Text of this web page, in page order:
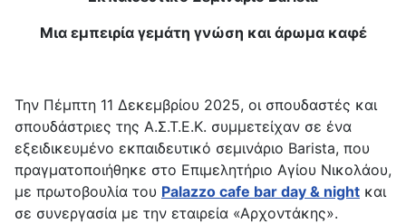
Μια εμπειρία γεμάτη γνώση και άρωμα καφέ
Την Πέμπτη 11 Δεκεμβρίου 2025, οι σπουδαστές και
σπουδάστριες της Α.Σ.Τ.Ε.Κ. συμμετείχαν σε ένα
εξειδικευμένο εκπαιδευτικό σεμινάριο Barista, που
πραγματοποιήθηκε στο Επιμελητήριο Αγίου Νικολάου,
με πρωτοβουλία του Palazzo cafe bar day & night και
σε συνεργασία με την εταιρεία «Αρχοντάκης».